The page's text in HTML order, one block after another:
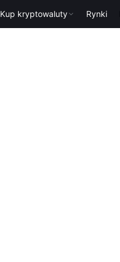
Kup kryptowaluty Rynki